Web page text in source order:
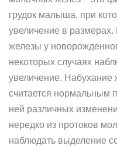
грудок малыша, при
увеличение в
железы у
некоторых случаях
увеличение. Набухание
считается нормальным
ней различных
нередко из протоков
наблюдать выделение